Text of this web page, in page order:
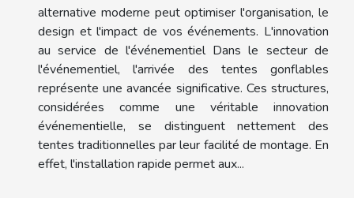
alternative moderne peut optimiser l'organisation, le
design et l'impact de vos événements. L'innovation
au service de l'événementiel Dans le secteur de
l'événementiel, l'arrivée des tentes gonflables
représente une avancée significative. Ces structures,
considérées comme une véritable innovation
événementielle, se distinguent nettement des
tentes traditionnelles par leur facilité de montage. En
effet, l'installation rapide permet aux...